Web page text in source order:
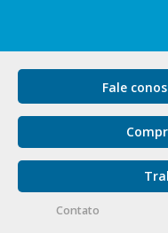
Fale
Contato